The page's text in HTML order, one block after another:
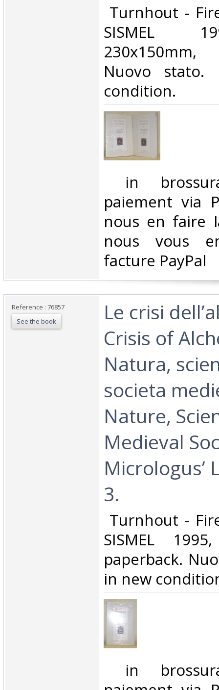
Turnhout -
SISMEL
Nuovo
condition. ‎
in
paiement via
nous en faire
nous vous
facture PayPal‎
Reference : 76857
See the book
‎Le crisi
Crisis of
Natura,
societa
Nature,
Medieval
Micrologus’
3.‎
Turnhout -
SISMEL
paperback.
in new
in